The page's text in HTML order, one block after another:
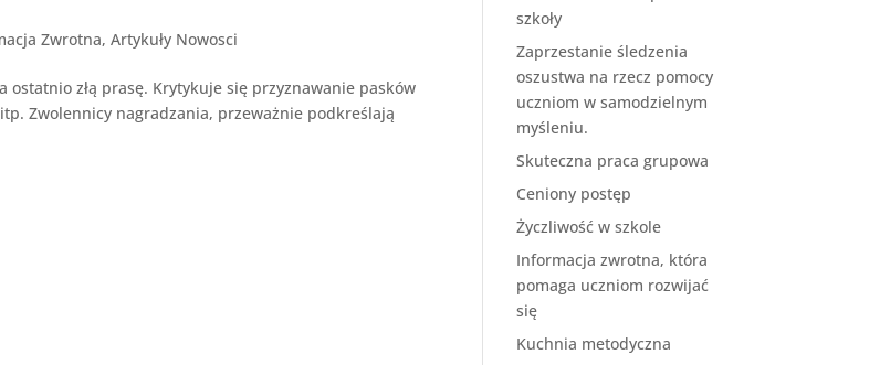
Zwrotna,Artykuły Nowosci
złą prasę. Krytykuje się przyznawanie pasków
Zwolennicy nagradzania, przeważnie podkreślają
szkoły
Zaprzestanie śledzenia
oszustwa na rzecz pomocy
uczniom w samodzielnym
myśleniu.
Skuteczna praca grupowa
Ceniony postęp
Życzliwość w szkole
Informacja zwrotna, która
pomaga uczniom rozwijać
się
Kuchnia metodyczna